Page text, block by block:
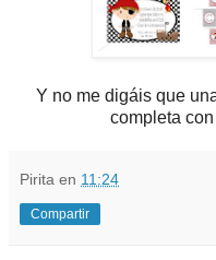
Y no me digáis que
completa
Pirita en 11:24
Compartir